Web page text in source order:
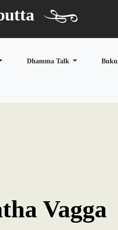
Dhamma Talk Buku
Vagga